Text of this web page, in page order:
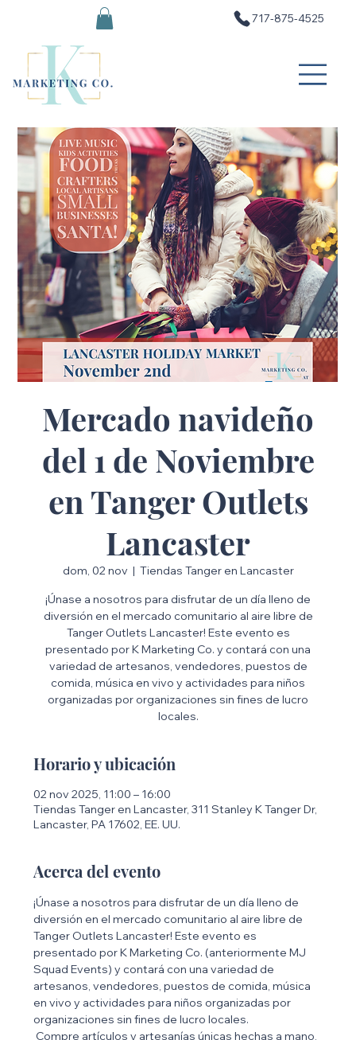
717-875-4525
Mercado navideño
del 1 de Noviembre
en Tanger Outlets
Lancaster
dom, 02 nov
  |
Tiendas Tanger en Lancaster
¡Únase a nosotros para disfrutar de un día lleno de
diversión en el mercado comunitario al aire libre de
Tanger Outlets Lancaster! Este evento es
presentado por K Marketing Co. y contará con una
variedad de artesanos, vendedores, puestos de
comida, música en vivo y actividades para niños
organizadas por organizaciones sin fines de lucro
locales.
Horario y ubicación
02 nov 2025, 11:00 – 16:00
Tiendas Tanger en Lancaster, 311 Stanley K Tanger Dr,
Lancaster, PA 17602, EE. UU.
Acerca del evento
¡Únase a nosotros para disfrutar de un día lleno de
diversión en el mercado comunitario al aire libre de
Tanger Outlets Lancaster! Este evento es
presentado por K Marketing Co. (anteriormente MJ
Squad Events) y contará con una variedad de
artesanos, vendedores, puestos de comida, música
en vivo y actividades para niños organizadas por
organizaciones sin fines de lucro locales.